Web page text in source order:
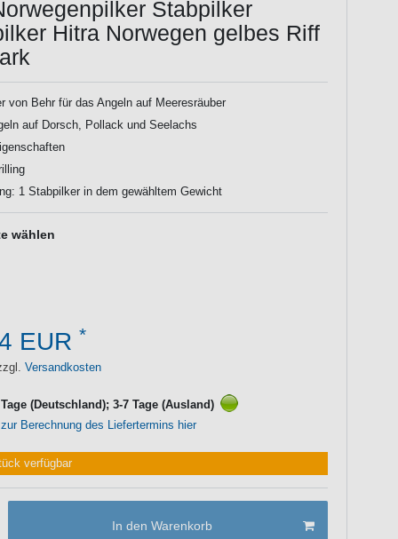
Stabpilker
Hitra Norwegen gelbes Riff
von Behr für das Angeln auf Meeresräuber
auf Dorsch, Pollack und Seelachs
1 Stabpilker in dem gewähltem Gewicht
wählen
EUR *
Versandkosten
(Deutschland); 3-7 Tage (Ausland)
Berechnung des Liefertermins hier
verfügbar
In den Warenkorb